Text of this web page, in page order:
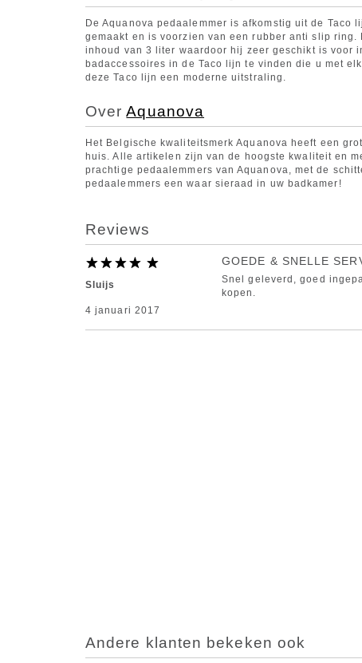
De Aquanova pedaalemmer is afkomstig uit de Taco
gemaakt en is voorzien van een rubber anti slip ring.
inhoud van 3 liter waardoor hij zeer geschikt is voor
badaccessoires in de Taco lijn te vinden die u met
deze Taco lijn een moderne uitstraling.
OverAquanova
Het Belgische kwaliteitsmerk Aquanova heeft een
huis. Alle artikelen zijn van de hoogste kwaliteit en
prachtige pedaalemmers van Aquanova, met de
pedaalemmers een waar sieraad in uw badkamer!
Reviews
Sluijs
4 januari 2017
GOEDE & SNELLE
Snel geleverd, goed
kopen.
Andere klanten bekeken ook